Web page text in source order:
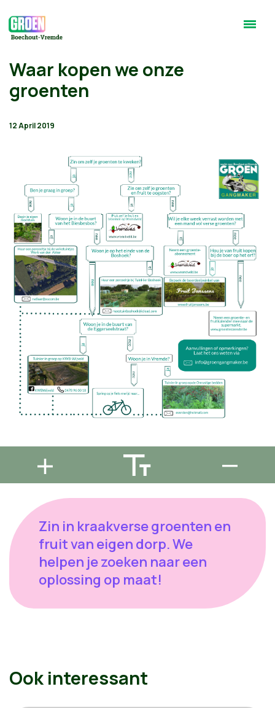
Waar kopen we onze
groenten
12 April 2019
Zin in kraakverse groenten en
fruit van eigen dorp. We
helpen je zoeken naar een
oplossing op maat!
Ook interessant